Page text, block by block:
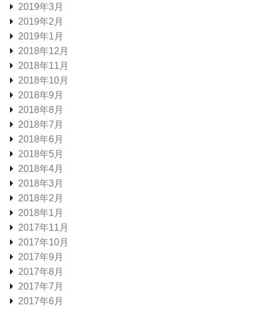
2019年3月
2019年2月
2019年1月
2018年12月
2018年11月
2018年10月
2018年9月
2018年8月
2018年7月
2018年6月
2018年5月
2018年4月
2018年3月
2018年2月
2018年1月
2017年11月
2017年10月
2017年9月
2017年8月
2017年7月
2017年6月